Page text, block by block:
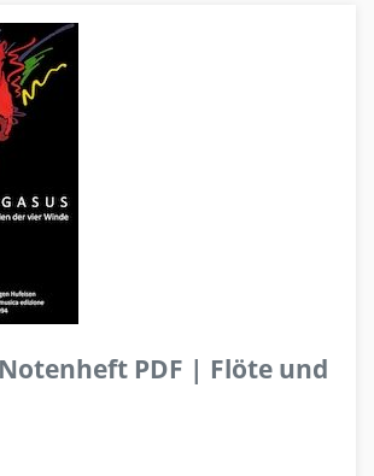
PDF | Flöte und